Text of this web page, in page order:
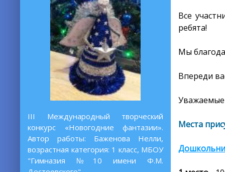
III Международный творческий
конкурс «Новогодние фантазии».
Автор работы: Баженова Нелли,
возрастная категория: 1 класс, МБОУ
"Гимназия №10 имени Ф.М.
Все
ребята!
Мы
Впереди
Уважаемые
Места